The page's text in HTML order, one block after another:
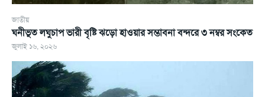
জাতীয়
ঘনীভূত লঘুচাপ ভারী বৃষ্টি ঝড়ো হাওয়ার সম্ভাবনা বন্দরে ৩ নম্বর সংকেত
জুলাই ১৬, ২০২৬